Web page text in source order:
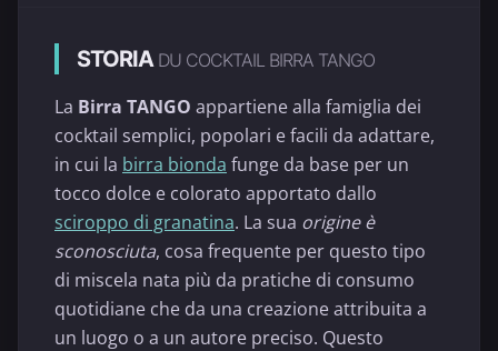
STORIA DU COCKTAIL BIRRA TANGO
La Birra TANGO appartiene alla famiglia dei
cocktail semplici, popolari e facili da adattare,
in cui la birra bionda funge da base per un
tocco dolce e colorato apportato dallo
sciroppo di granatina. La sua origine è
sconosciuta, cosa frequente per questo tipo
di miscela nata più da pratiche di consumo
quotidiane che da una creazione attribuita a
un luogo o a un autore preciso. Questo